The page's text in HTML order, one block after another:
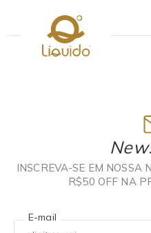
INSCREVA-SE EM NOSSA
R$50 OFF NA
E-mail